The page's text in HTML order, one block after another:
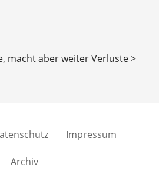
macht aber weiter Verluste >
Impressum
Archiv